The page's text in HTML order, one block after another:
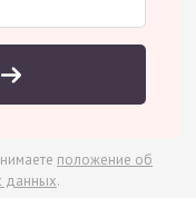
положение об
данных.